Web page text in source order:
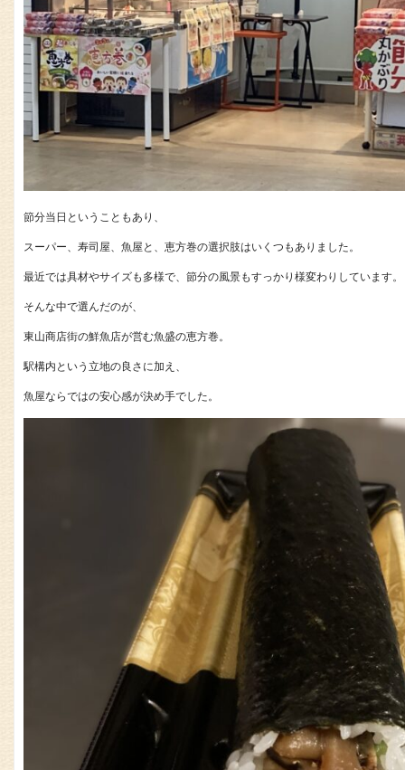
節分当日ということもあり、
スーパー、寿司屋、魚屋と、恵方巻の選択肢はいくつもありました。
最近では具材やサイズも多様で、節分の風景もすっかり様変わりしています。
そんな中で選んだのが、
東山商店街の鮮魚店が営む魚盛の恵方巻。
駅構内という立地の良さに加え、
魚屋ならではの安心感が決め手でした。